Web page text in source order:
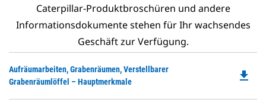
Caterpillar-Produktbroschüren und andere
Informationsdokumente stehen für Ihr wachsendes
Geschäft zur Verfügung.
Aufräumarbeiten, Grabenräumen, Verstellbarer
Grabenräumlöffel – Hauptmerkmale
file_download